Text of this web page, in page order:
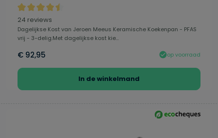
Gemiddelde waardering van 4.46 van 5 sterren
24 reviews
Dagelijkse Kost van Jeroen Meeus Keramische Koekenpan - PFAS
vrij - 3-delig.Met dagelijkse kost kie...
€ 92,95 op voorraad
In de winkelmand